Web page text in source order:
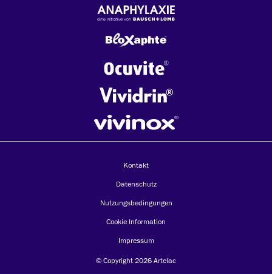
Kontakt
Datenschutz
Nutzungsbedingungen
Cookie Information
Impressum
© Copyright 2026 Artelac